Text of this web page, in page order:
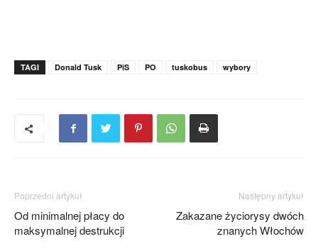
TAGI Donald Tusk PiS PO tuskobus wybory
Poprzedni artykuł
Od minimalnej płacy do
maksymalnej destrukcji
Następny artykuł
Zakazane życiorysy dwóch
znanych Włochów